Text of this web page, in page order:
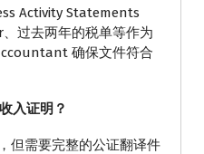
Activity Statements
过去两年的税单等作为
确保文件符合
入证明？
但需要完整的公证翻译件